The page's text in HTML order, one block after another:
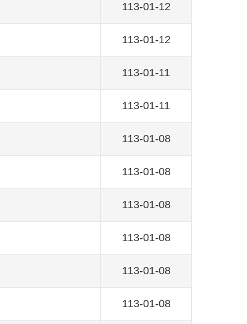
113-01-12
113-01-12
113-01-11
113-01-11
113-01-08
113-01-08
113-01-08
113-01-08
113-01-08
113-01-08